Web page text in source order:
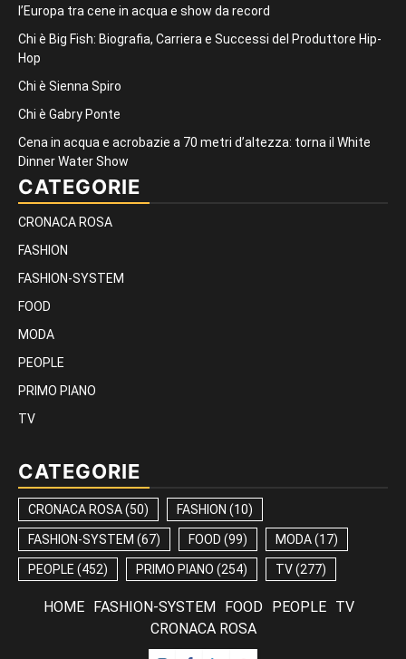
l’Europa tra cene in acqua e show da record
Chi è Big Fish: Biografia, Carriera e Successi del Produttore Hip-
Hop
Chi è Sienna Spiro
Chi è Gabry Ponte
Cena in acqua e acrobazie a 70 metri d’altezza: torna il White
Dinner Water Show
CATEGORIE
CRONACA ROSA
FASHION
FASHION-SYSTEM
FOOD
MODA
PEOPLE
PRIMO PIANO
TV
CATEGORIE
CRONACA ROSA(50) FASHION (10)
FASHION-SYSTEM (67) FOOD (99) MODA(17)
PEOPLE (452) PRIMO PIANO (254) TV(277)
HOME FASHION-SYSTEM FOOD PEOPLE
TV
CRONACA ROSA